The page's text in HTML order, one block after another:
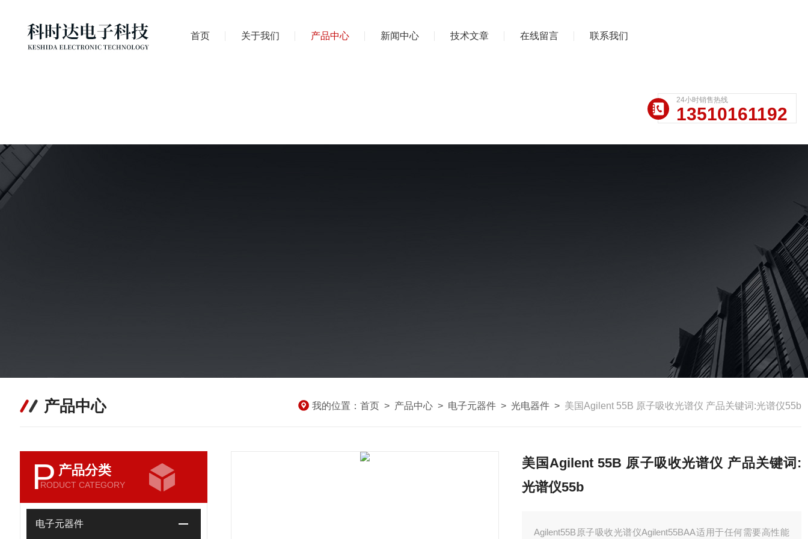
首页 关于我们 产品中心 新闻中心 技术文章 在线留言 联系我们
24小时销售热线
13510161192
产品中心 我的位置： 首页 > 产品中心 > 电子元器件 > 光电器件 > 美国Agilent 55B 原子吸收光谱仪 产品关键词:光谱仪55b
P 产品分类
RODUCT CATEGORY
电子元器件
美国Agilent 55B 原子吸收光谱仪 产品关键词:
光谱仪55b
Agilent55B原子吸收光谱仪Agilent55BAA适用于任何需要高性能